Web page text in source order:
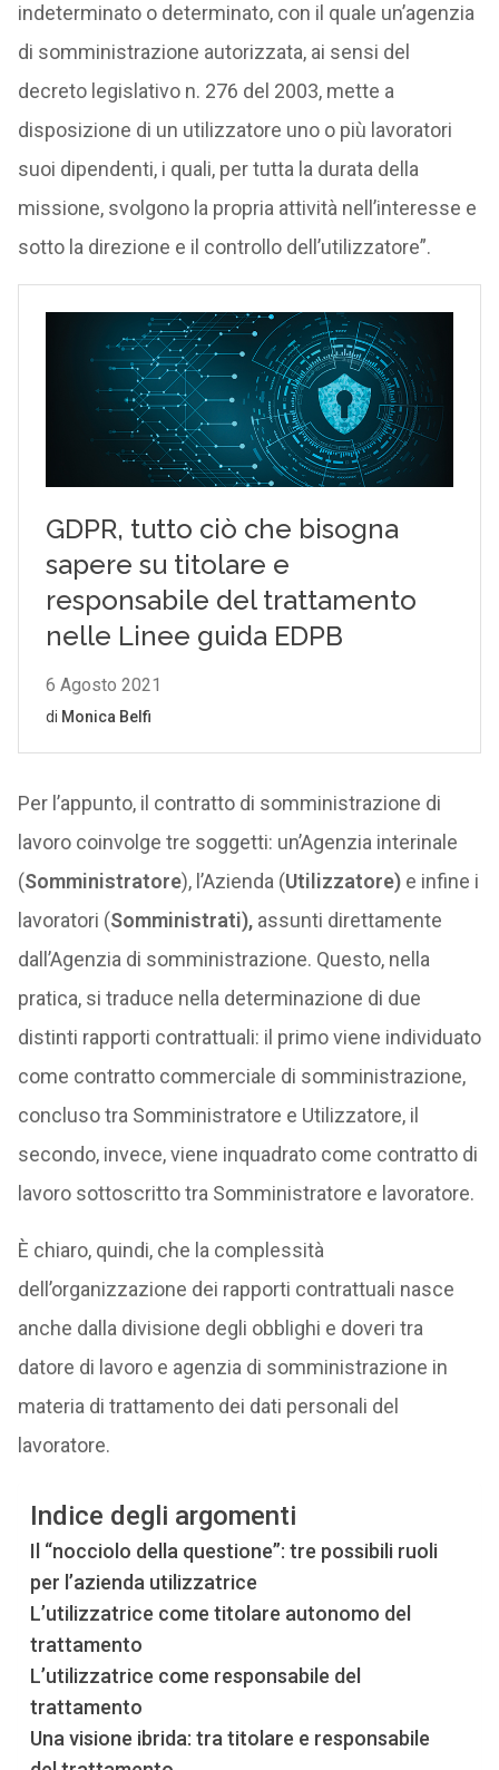
indeterminato o determinato, con il quale un’agenzia
di somministrazione autorizzata, ai sensi del
decreto legislativo n. 276 del 2003, mette a
disposizione di un utilizzatore uno o più lavoratori
suoi dipendenti, i quali, per tutta la durata della
missione, svolgono la propria attività nell’interesse e
sotto la direzione e il controllo dell’utilizzatore”.
Per l’appunto, il contratto di somministrazione di
lavoro coinvolge tre soggetti: un’Agenzia interinale
(Somministratore), l’Azienda (Utilizzatore)e infine i
lavoratori (Somministrati), assunti direttamente
dall’Agenzia di somministrazione. Questo, nella
pratica, si traduce nella determinazione di due
distinti rapporti contrattuali: il primo viene individuato
come contratto commerciale di somministrazione,
concluso tra Somministratore e Utilizzatore, il
secondo, invece, viene inquadrato come contratto di
lavoro sottoscritto tra Somministratore e lavoratore.
È chiaro, quindi, che la complessità
dell’organizzazione dei rapporti contrattuali nasce
anche dalla divisione degli obblighi e doveri tra
datore di lavoro e agenzia di somministrazione in
materia di trattamento dei dati personali del
lavoratore.
Indice degli argomenti
Il “nocciolo della questione”: tre possibili ruoli
per l’azienda utilizzatrice
L’utilizzatrice come titolare autonomo del
trattamento
L’utilizzatrice come responsabile del
trattamento
Una visione ibrida: tra titolare e responsabile